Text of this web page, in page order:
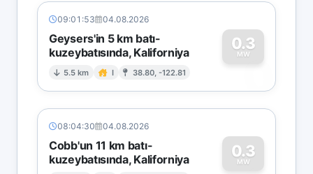
09:01:53 04.08.2026
Geysers'in 5 km batı-
kuzeybatısında, Kaliforniya
5.5 km I 38.80, -122.81
0.3
MW
0
08:04:30 04.08.2026
Cobb'un 11 km batı-
kuzeybatısında, Kaliforniya
0.3
MW